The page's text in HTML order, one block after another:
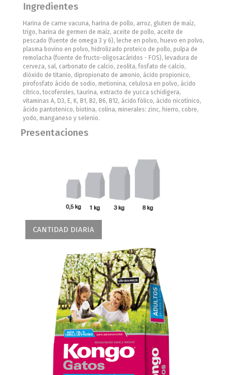
Ingredientes
Harina de carne vacuna, harina de pollo, arroz, gluten de maíz,
trigo, harina de germen de maíz, aceite de pollo, aceite de
pescado (fuente de omega 3 y 6), leche en polvo, huevo en polvo,
plasma bovino en polvo, hidrolizado proteico de pollo, pulpa de
remolacha (fuente de fructo-oligosacáridos - FOS), levadura de
cerveza, sal, carbonato de calcio, zeolita, fosfato de calcio,
dióxido de titanio, dipropionato de amonio, ácido propionico,
pirofosfato ácido de sodio, metionina, celulosa en polvo, ácido
citrico, tocoferoles, taurina, extracto de yucca schidigera,
vitaminas A, D3, E, K, B1, B2, B6, B12, ácido fólico, ácido nicotínico,
ácido pantotenico, biotina, colina, minerales: zinc, hierro, cobre,
yodo, manganeso y selenio.
Presentaciones
CANTIDAD DIARIA